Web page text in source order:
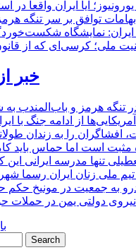
آیا ایران واقعا در
توافق بر سر تنگه
نمایشگاه
ملی؛ کرسی‌ای که از
خبر
در تنگه هرمز و
از ادامه جنگ با
افشاگران را به زندان
است اما حماس باید
تنها مدرسه ایرانی
ملی زنان ایران رسما
به جمعیت در مونیخ حکم